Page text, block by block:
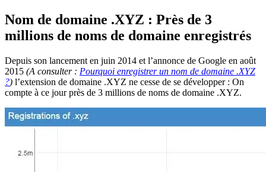
Nom de domaine .XYZ : Près de 3
millions de noms de domaine enregistrés
Depuis son lancement en juin 2014 et l’annonce de Google en août
2015 (A consulter : Pourquoi enregistrer un nom de domaine .XYZ
?) l’extension de domaine .XYZ ne cesse de se développer : On
compte à ce jour près de 3 millions de noms de domaine .XYZ.